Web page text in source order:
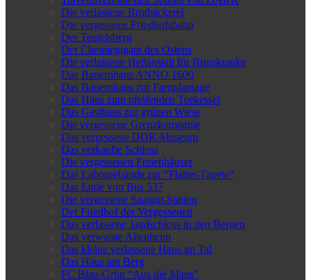
Die verlassene Brotbäckerei
Die vergessene Friedhofsbahn
Der Teufelsberg
Der Chemiegigant des Ostens
Die verlassene Heilanstalt für Brustkranke
Das Bauernhaus ANNO 1600
Das Bauernhaus zur Farnplantage
Das Haus zum pfeifenden Teekessel
Das Gasthaus zur grünen Wiese
Die vergessene Grenzkompanie
Das vergessene DDR-Museum
Das verkaufte Schloss
Die vergessenen Ferienhäuser
Das Laborgebäude zur “Flatter-Tapete”
Das Ende von Bus 537
Die vergessene Saatgut-Station
Der Friedhof der Vergessenen
Das verlassene Jagdschloss in den Bergen
Das verwaiste Altenheim
Das kleine verlassene Haus im Tal
Das Haus am Berg
FC Blau-Grün “Aus die Maus”